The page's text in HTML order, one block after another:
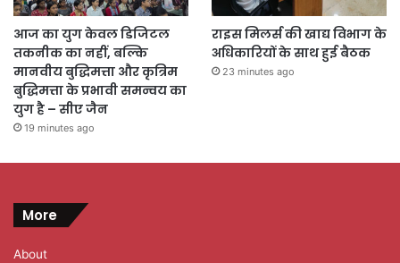
आज का युग केवल डिजिटल
तकनीक का नहीं, बल्कि
मानवीय बुद्धिमत्ता और कृत्रिम
बुद्धिमत्ता के प्रभावी समन्वय का
युग है – सीए जैन
19 minutes ago
राइस मिलर्स की खाद्य विभाग के
अधिकारियों के साथ हुई बैठक
23 minutes ago
More
About